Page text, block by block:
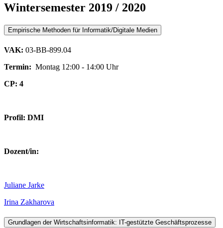
Wintersemester 2019 / 2020
Empirische Methoden für Informatik/Digitale Medien
VAK: 03-BB-899.04
Termin: Montag 12:00 - 14:00 Uhr
CP: 4
Profil: DMI
Dozent/in:
Juliane Jarke
Irina Zakharova
Grundlagen der Wirtschaftsinformatik: IT-gestützte Geschäftsprozesse